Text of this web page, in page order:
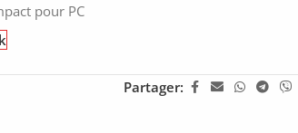
pour PC
Partager: